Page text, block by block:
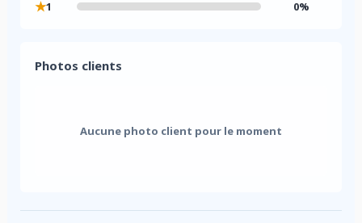
★1 0%
Photos clients
Aucune photo client pour le moment